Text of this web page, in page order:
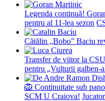
Legenda continuă!
pentru al 11-lea sezon
Cătălin „Bobo” Baciu
Transfer de viitor la
pentru „Vulturii galben-
🦁 Continuitate sub
SCM U Craiova!